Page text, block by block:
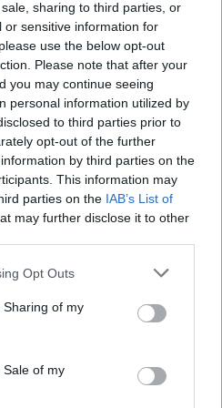
sharing to third parties, or
or sensitive information for
use the below opt-out
Please note that after your
you may continue seeing
personal information utilized by
to third parties prior to
opt-out of the further
by third parties on the
This information may
parties on the IAB’s List of
may further disclose it to other
app uses one or more Google
behaviour. You may click to
and its third-party tags to
purposes in below Google
Opt Outs
of my
of my
bártulajdonosnál is
ám a hatóságok
semmit, míg 15
szintén
10-én a bárokat
és hoteleket
következtében a
övező egész
és a
népszerű
St. Antont.